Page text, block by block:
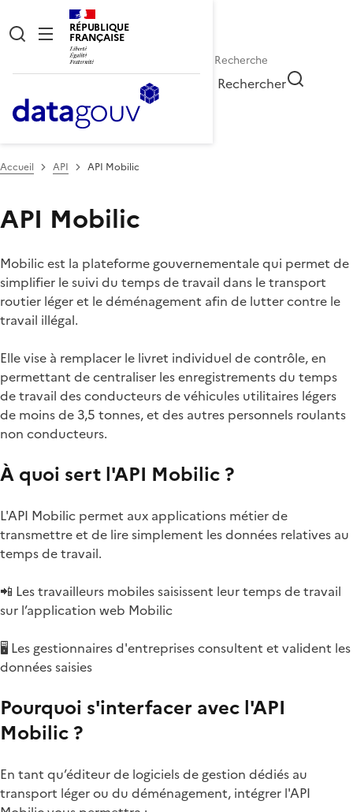
RÉPUBLIQUE
FRANÇAISE
Rechercher
Accueil API API Mobilic
API Mobilic
Mobilic est la plateforme gouvernementale qui permet de
simplifier le suivi du temps de travail dans le transport
routier léger et le déménagement afin de lutter contre le
travail illégal.
Elle vise à remplacer le livret individuel de contrôle, en
permettant de centraliser les enregistrements du temps
de travail des conducteurs de véhicules utilitaires légers
de moins de 3,5 tonnes, et des autres personnels roulants
non conducteurs.
À quoi sert l'API Mobilic ?
L'API Mobilic permet aux applications métier de
transmettre et de lire simplement les données relatives au
temps de travail.
📲 Les travailleurs mobiles saisissent leur temps de travail
sur l’application web Mobilic
🖥 Les gestionnaires d'entreprises consultent et valident les
données saisies
Pourquoi s'interfacer avec l'API
Mobilic ?
En tant qu’éditeur de logiciels de gestion dédiés au
transport léger ou du déménagement, intégrer l'API